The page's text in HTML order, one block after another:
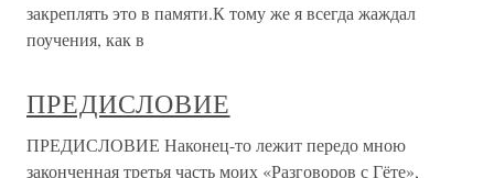
закреплять это в памяти.К тому же я всегда жаждал
поучения, как в
ПРЕДИСЛОВИЕ
ПРЕДИСЛОВИЕ Наконец-то лежит передо мною
законченная третья часть моих «Разговоров с Гёте»,